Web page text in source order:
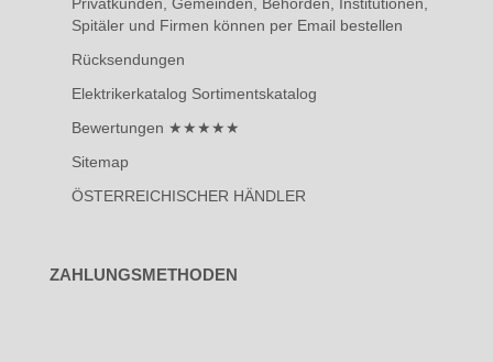
Spitäler und Firmen können per Email bestellen
Rücksendungen
Elektrikerkatalog Sortimentskatalog
Bewertungen ★★★★★
Sitemap
ÖSTERREICHISCHER HÄNDLER
ZAHLUNGSMETHODEN